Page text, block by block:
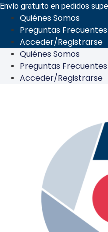
Ir
contenido
Envío gratuito en pedidos
Quiénes Somos
Preguntas Frecuentes
Acceder/Registrarse
Quiénes Somos
Preguntas Frecuentes
Acceder/Registrarse